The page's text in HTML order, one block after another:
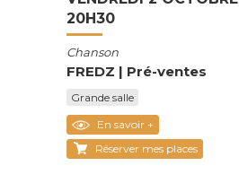
20H30
Chanson
FREDZ | Pré-ventes
Grande salle
En savoir +
Réserver mes places